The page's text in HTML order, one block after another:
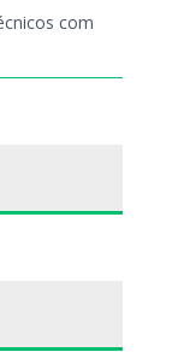
com